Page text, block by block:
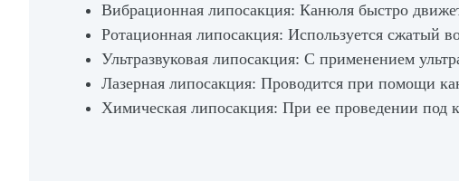
Вибрационная липосакция: Канюля быстро
Ротационная липосакция: Используется сжатый
Ультразвуковая липосакция: C применением
Лазерная липосакция: Проводится при помощи
Химическая липосакция: При ее проведении под